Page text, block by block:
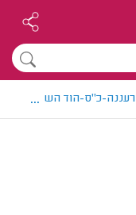
רעננה-כ"ס-הוד השרון >
...